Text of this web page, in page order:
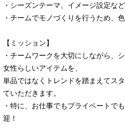
・シーズンテーマ、イメージ設定な
・チームでモノづくりを行うため、
【ミッション】
・チームワークを大切にしながら、
女性らしいアイテムを、
単品ではなくトレンドを踏まえてス
ていただきます。
・特に、お仕事でもプライベートで
迎！